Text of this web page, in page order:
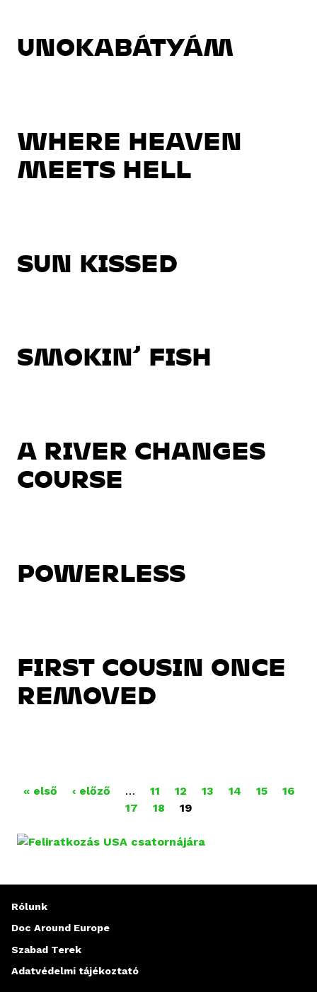
UNOKABÁTYÁM
WHERE HEAVEN
MEETS HELL
SUN KISSED
SMOKIN’ FISH
A RIVER CHANGES
COURSE
POWERLESS
FIRST COUSIN ONCE
REMOVED
O
D
L
A
K
« első ‹ előző … 11 12 13 14 15
16
17
18 19
Rólunk
Doc Around Europe
Szabad Terek
Adatvédelmi tájékoztató